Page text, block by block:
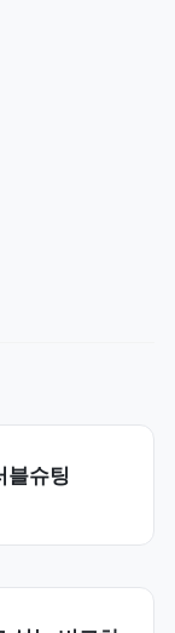
슈팅